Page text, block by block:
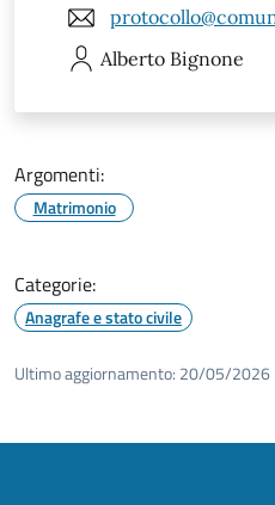
Alberto Bignone
Argomenti:
Matrimonio
Categorie:
Anagrafe e stato civile
Ultimo aggiornamento: 20/05/2026